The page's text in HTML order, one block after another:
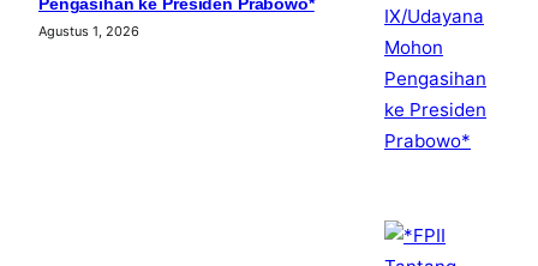
Pengasihan ke Presiden Prabowo*
Agustus 1, 2026